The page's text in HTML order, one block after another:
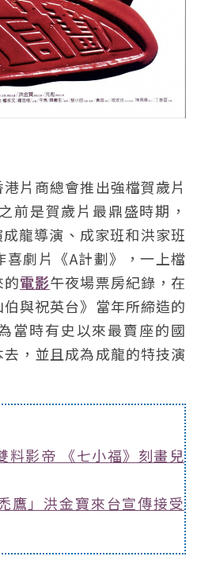
片商總會推出強檔賀歲片
前是賀歲片最鼎盛時期，
龍導演、成家班和洪家班
劇片《A計劃》，一上檔
電影午夜場票房紀錄，在
與祝英台》當年所締造的
當時有史以來最賣座的國
，並且成為成龍的特技演
料影帝 《七小福》刻畫兒
鷹」洪金寶來台宣傳接受